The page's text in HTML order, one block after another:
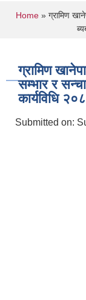
You are
Home » ग्रामिण
ग्रामिण
सम्भार र
कार्यविधि
Submitted on: